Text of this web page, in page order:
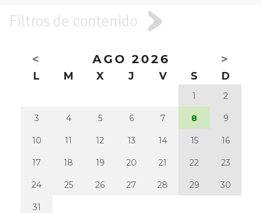
Filtros de contenido
< AGO 2026 >
L M X J V S D
1 2
3 4 5 6 7 8 9
10 11 12 13 14 15 16
17 18 19 20 21 22 23
24 25 26 27 28 29 30
31